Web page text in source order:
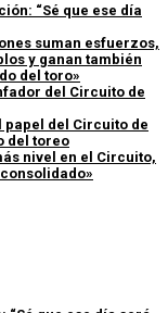
“Sé que ese día
suman esfuerzos,
y ganan también
del toro»
del Circuito de
del Circuito de
del toreo
nivel en el Circuito,